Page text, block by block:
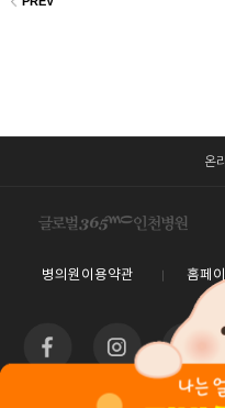
온
병의원이용약관 홈페